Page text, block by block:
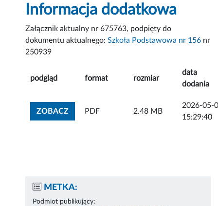
Informacja dodatkowa
Załącznik aktualny nr 675763, podpięty do
dokumentu aktualnego:Szkoła Podstawowa nr 156 nr
250939
podgląd format rozmiar
data
dodania
ZOBACZZOBACZ ZAŁĄCZNIK
PDF 2.48 MB
2026-05-
15:29:40
METKA:
Podmiot publikujący: